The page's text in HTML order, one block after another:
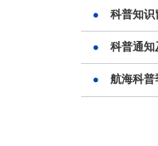
科普知识
科普通知
航海科普